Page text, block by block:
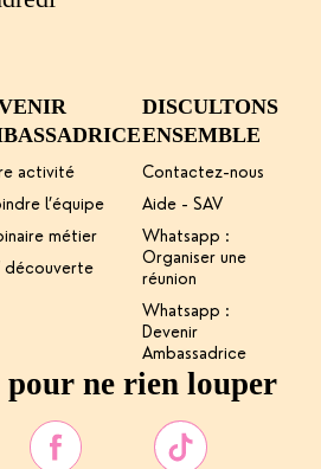
activité
l’équipe
métier
découverte
DISCULTONS
ENSEMBLE
Contactez-nous
Aide - SAV
Whatsapp :
Organiser une
réunion
Whatsapp :
Devenir
Ambassadrice
pour ne rien louper